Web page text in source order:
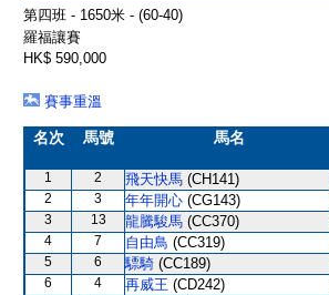
第四班 - 1650米 - (60-40)
羅福讓賽
HK$ 590,000
賽事重溫
名次 馬號 馬名
1 2 飛天快馬 (CH141)
2 3 年年開心 (CG143)
3 13 龍騰駿馬 (CC370)
4 7 自由鳥 (CC319)
5 6 驃騎 (CC189)
6 4 再威王 (CD242)